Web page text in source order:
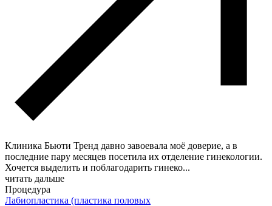
Клиника Бьюти Тренд давно завоевала моё доверие, а в
последние пару месяцев посетила их отделение гинекологии.
Хочется выделить и поблагодарить гинеко...
читать дальше
Процедура
Лабиопластика (пластика половых